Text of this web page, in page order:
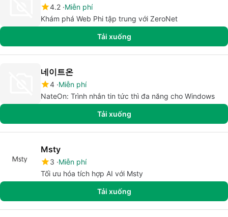
4.2 Miễn phí
Khám phá Web Phi tập trung với ZeroNet
Tải xuống
네이트온
4 Miễn phí
NateOn: Trình nhắn tin tức thì đa năng cho Windows
Tải xuống
Msty
3 Miễn phí
Tối ưu hóa tích hợp AI với Msty
Tải xuống